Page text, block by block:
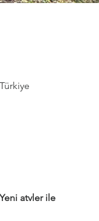
atvler ile